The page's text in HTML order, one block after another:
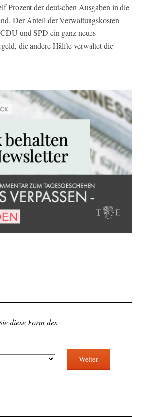
Prozent der deutschen Ausgaben in die
Der Anteil der Verwaltungskosten
und SPD ein ganz neues
die andere Hälfte verwaltet die
diese Form des
Weiter